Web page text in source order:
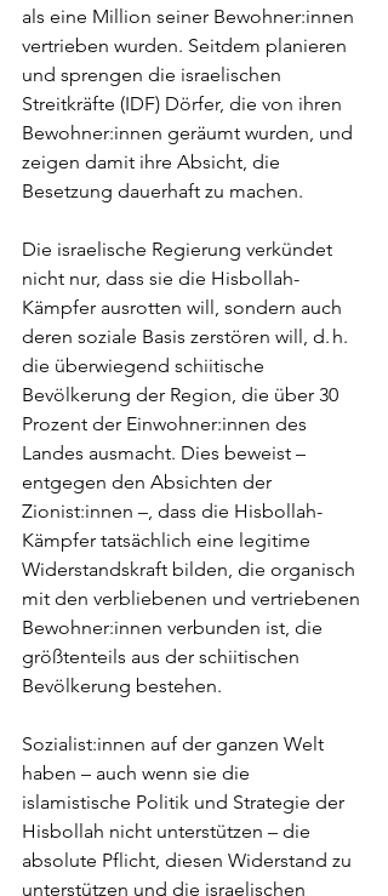
als eine Million seiner Bewohner:innen
vertrieben wurden. Seitdem planieren
und sprengen die israelischen
Streitkräfte (IDF) Dörfer, die von ihren
Bewohner:innen geräumt wurden, und
zeigen damit ihre Absicht, die
Besetzung dauerhaft zu machen.
Die israelische Regierung verkündet
nicht nur, dass sie die Hisbollah-
Kämpfer ausrotten will, sondern auch
deren soziale Basis zerstören will, d. h.
die überwiegend schiitische
Bevölkerung der Region, die über 30
Prozent der Einwohner:innen des
Landes ausmacht. Dies beweist –
entgegen den Absichten der
Zionist:innen –, dass die Hisbollah-
Kämpfer tatsächlich eine legitime
Widerstandskraft bilden, die organisch
mit den verbliebenen und vertriebenen
Bewohner:innen verbunden ist, die
größtenteils aus der schiitischen
Bevölkerung bestehen.
Sozialist:innen auf der ganzen Welt
haben – auch wenn sie die
islamistische Politik und Strategie der
Hisbollah nicht unterstützen – die
absolute Pflicht, diesen Widerstand zu
unterstützen und die israelischen